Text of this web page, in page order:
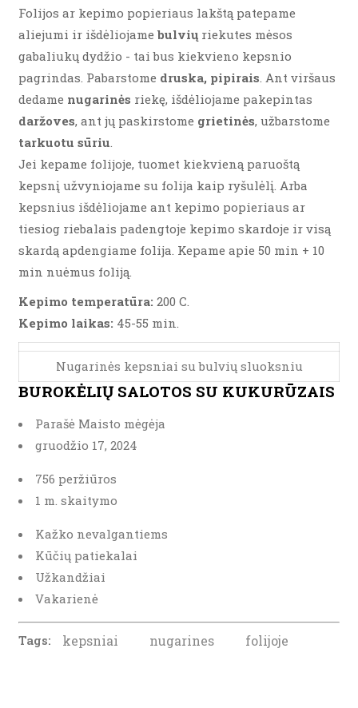
Folijos ar kepimo popieriaus lakštą patepame
aliejumi ir išdėliojame bulvių riekutes mėsos
gabaliukų dydžio - tai bus kiekvieno kepsnio
pagrindas. Pabarstome druska, pipirais. Ant viršaus
dedame nugarinės riekę, išdėliojame pakepintas
daržoves, ant jų paskirstome grietinės, užbarstome
tarkuotu sūriu.
Jei kepame folijoje, tuomet kiekvieną paruoštą
kepsnį užvyniojame su folija kaip ryšulėlį. Arba
kepsnius išdėliojame ant kepimo popieriaus ar
tiesiog riebalais padengtoje kepimo skardoje ir visą
skardą apdengiame folija. Kepame apie 50 min + 10
min nuėmus foliją.
Kepimo temperatūra: 200 C.
Kepimo laikas: 45-55 min.
Nugarinės kepsniai su bulvių sluoksniu
BUROKĖLIŲ SALOTOS SU KUKURŪZAIS
Parašė Maisto mėgėja
gruodžio‎‎‎‏‏‎ ‎17, 2024
756 peržiūros
1 m. skaitymo
Kažko nevalgantiems
Kūčių patiekalai
Užkandžiai
Vakarienė
Tags: kepsniai nugarines folijoje